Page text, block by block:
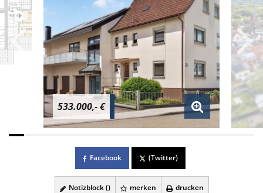
533.000,- €
Facebook (Twitter)
Notizblock () merken drucken